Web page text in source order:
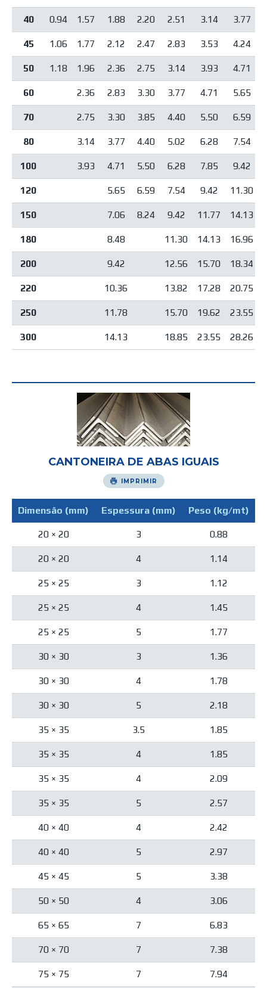
40 0.94 1.57 1.88 2.20 2.51 3.14 3.77
45 1.06 1.77 2.12 2.47 2.83 3.53 4.24
50 1.18 1.96 2.36 2.75 3.14 3.93 4.71
60 2.36 2.83 3.30 3.77 4.71 5.65
70 2.75 3.30 3.85 4.40 5.50 6.59
80 3.14 3.77 4.40 5.02 6.28 7.54
100 3.93 4.71 5.50 6.28 7.85 9.42
120 5.65 6.59 7.54 9.42 11.30
150 7.06 8.24 9.42 11.77 14.13
180 8.48 11.30 14.13 16.96
200 9.42 12.56 15.70 18.34
220 10.36 13.82 17.28 20.75
250 11.78 15.70 19.62 23.55
300 14.13 18.85 23.55 28.26
CANTONEIRA DE ABAS IGUAIS
IMPRIMIR
Dimensão (mm) Espessura (mm) Peso (kg/mt)
20 × 20 3 0.88
20 × 20 4 1.14
25 × 25 3 1.12
25 × 25 4 1.45
25 × 25 5 1.77
30 × 30 3 1.36
30 × 30 4 1.78
30 × 30 5 2.18
35 × 35 3.5 1.85
35 × 35 4 1.85
35 × 35 4 2.09
35 × 35 5 2.57
40 × 40 4 2.42
40 × 40 5 2.97
45 × 45 5 3.38
50 × 50 4 3.06
65 × 65 7 6.83
70 × 70 7 7.38
75 × 75 7 7.94